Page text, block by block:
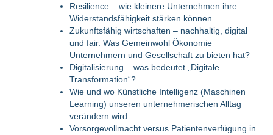
Resilience – wie kleinere Unternehmen ihre
Widerstandsfähigkeit stärken können.
Zukunftsfähig wirtschaften – nachhaltig, digital
und fair. Was Gemeinwohl Ökonomie
Unternehmern und Gesellschaft zu bieten hat?
Digitalisierung – was bedeutet „Digitale
Transformation“?
Wie und wo Künstliche Intelligenz (Maschinen
Learning) unseren unternehmerischen Alltag
verändern wird.
Vorsorgevollmacht versus Patientenverfügung in